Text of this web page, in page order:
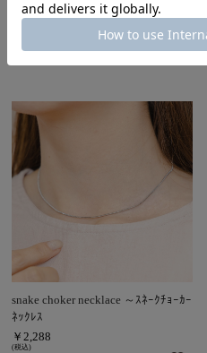
￥2,288
(税込)
snake choker necklace ～ｽﾈｰｸﾁｮｰｶｰ
ﾈｯｸﾚｽ
￥2,288
(税込)